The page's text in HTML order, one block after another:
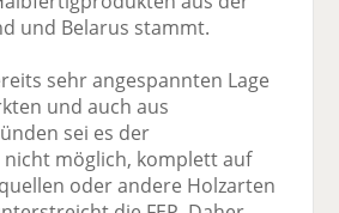
und Belarus stammt.
sehr angespannten Lage
und auch aus
sei es der
möglich, komplett auf
oder andere Holzarten